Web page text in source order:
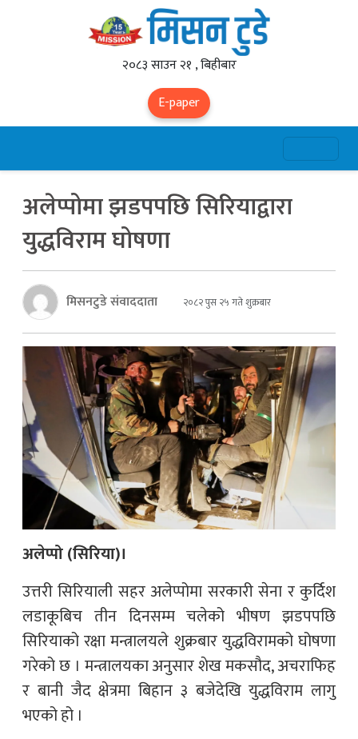
२०८३ साउन २१ , बिहीबार
E-paper
अलेप्पोमा झडपपछि सिरियाद्वारा
युद्धविराम घोषणा
मिसनटुडे संवाददाता २०८२ पुस २५ गते शुक्रबार
अलेप्पो (सिरिया)।
उत्तरी सिरियाली सहर अलेप्पोमा सरकारी सेना र कुर्दिश
लडाकूबिच तीन दिनसम्म चलेको भीषण झडपपछि
सिरियाको रक्षा मन्त्रालयले शुक्रबार युद्धविरामको घोषणा
गरेको छ । मन्त्रालयका अनुसार शेख मकसौद, अचराफिह
र बानी जैद क्षेत्रमा बिहान ३ बजेदेखि युद्धविराम लागु
भएको हो ।